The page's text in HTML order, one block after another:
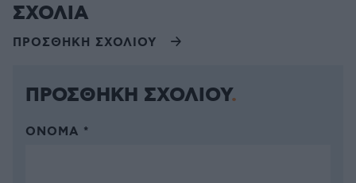
ΣΧΟΛΙΑ
ΠΡΟΣΘΗΚΗ ΣΧΟΛΙΟΥ
ΠΡΟΣΘΗΚΗ ΣΧΟΛΙΟΥ
ΌΝΟΜΑ *